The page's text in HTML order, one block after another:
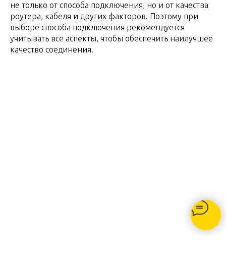
не только от способа подключения, но и от качества
роутера, кабеля и других факторов. Поэтому при
выборе способа подключения рекомендуется
учитывать все аспекты, чтобы обеспечить наилучшее
качество соединения.